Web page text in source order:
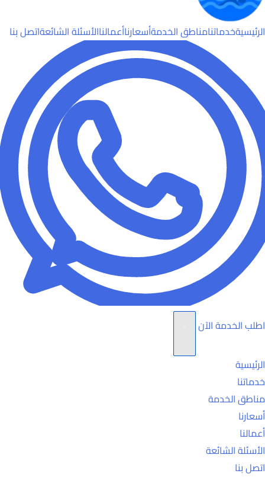
الرئيسيةخدماتنامناطق الخدمةأسعارناأعمالناالأسئلة الشائعةاتصل بنا
اطلب الخدمة الآن
الرئيسية
خدماتنا
مناطق الخدمة
أسعارنا
أعمالنا
الأسئلة الشائعة
اتصل بنا